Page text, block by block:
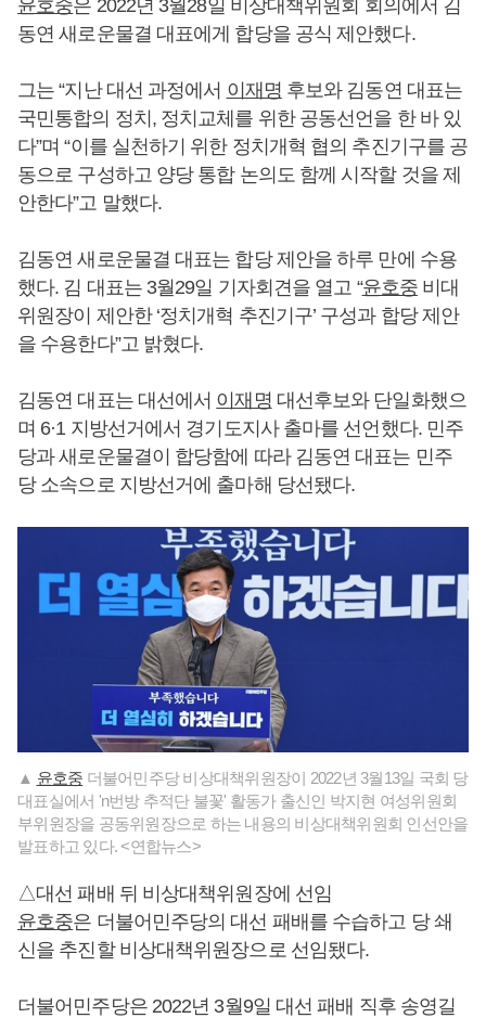
윤호중은 2022년 3월28일 비상대책위원회 회의에서 김
동연 새로운물결 대표에게 합당을 공식 제안했다.
그는 “지난 대선 과정에서 이재명 후보와 김동연 대표는
국민통합의 정치, 정치교체를 위한 공동선언을 한 바 있
다”며 “이를 실천하기 위한 정치개혁 협의 추진기구를 공
동으로 구성하고 양당 통합 논의도 함께 시작할 것을 제
안한다”고 말했다.
김동연 새로운물결 대표는 합당 제안을 하루 만에 수용
했다. 김 대표는 3월29일 기자회견을 열고 “윤호중비대
위원장이 제안한 ‘정치개혁 추진기구’ 구성과 합당 제안
을 수용한다”고 밝혔다.
김동연 대표는 대선에서 이재명 대선후보와 단일화했으
며 6·1 지방선거에서 경기도지사 출마를 선언했다. 민주
당과 새로운물결이 합당함에 따라 김동연 대표는 민주
당 소속으로 지방선거에 출마해 당선됐다.
▲ 윤호중 더불어민주당 비상대책위원장이 2022년 3월13일 국회 당
대표실에서 'n번방 추적단 불꽃' 활동가 출신인 박지현 여성위원회
부위원장을 공동위원장으로 하는 내용의 비상대책위원회 인선안을
발표하고 있다. <연합뉴스>
△대선 패배 뒤 비상대책위원장에 선임
윤호중은 더불어민주당의 대선 패배를 수습하고 당 쇄
신을 추진할 비상대책위원장으로 선임됐다.
더불어민주당은 2022년 3월9일 대선 패배 직후 송영길